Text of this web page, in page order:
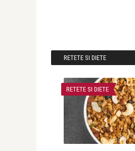
RETETE SI DIETE
RETETE SI DIETE